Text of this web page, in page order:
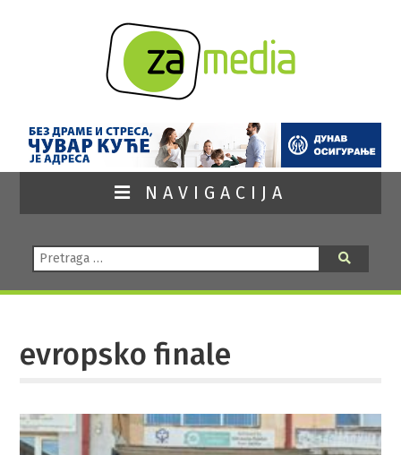
NAVIGACIJA
Pretraga:
evropsko finale